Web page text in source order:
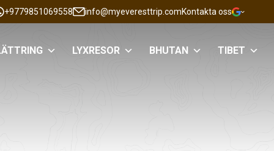
+9779851069558 info@myeveresttrip.comKontakta oss
LYXRESOR BHUTAN TIBET